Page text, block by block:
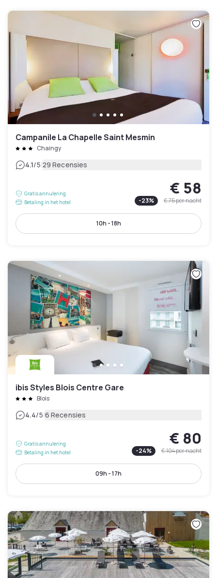
Campanile La Chapelle Saint Mesmin
Chaingy
4.1/5|29 Recensies
Gratis annulering
Betaling in het hotel
€ 58
-23% € 75per nacht
10h - 18h
ibis Styles Blois Centre Gare
Blois
4.4/5|6 Recensies
Gratis annulering
Betaling in het hotel
€ 80
-24% € 104per nacht
09h - 17h